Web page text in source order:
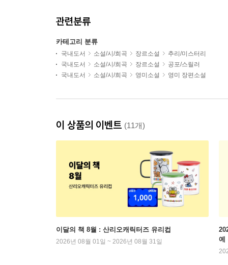
관련분류
카테고리 분류
국내도서 소설/시/희곡 장르소설
추리/미스터리
국내도서
소설/시/희곡 장르소설
공포/스릴러
국내도서
소설/시/희곡 영미소설 영미 장편소설
이 상품의 이벤트 (11개)
이달의 책 8월 : 산리오캐릭터즈 유리컵
2026년 08월 01일 ~ 2026년 08월 31일
예